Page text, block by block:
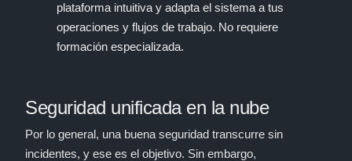
plataforma intuitiva y adapta el sistema a tus
operaciones y flujos de trabajo. No requiere
formación especializada.
Seguridad unificada en la nube
Por lo general, una buena seguridad transcurre sin
incidentes, y ese es el objetivo. Sin embargo,